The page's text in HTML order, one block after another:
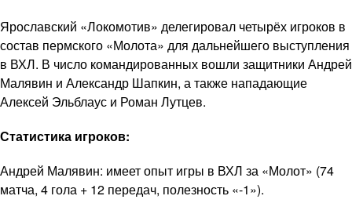
Ярославский «Локомотив» делегировал четырёх игроков в
состав пермского «Молота» для дальнейшего выступления
в ВХЛ. В число командированных вошли защитники Андрей
Малявин и Александр Шапкин, а также нападающие
Алексей Эльблаус и Роман Лутцев.
Статистика игроков:
Андрей Малявин: имеет опыт игры в ВХЛ за «Молот» (74
матча, 4 гола + 12 передач, полезность «-1»).